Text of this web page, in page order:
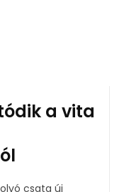
a vita
csata új